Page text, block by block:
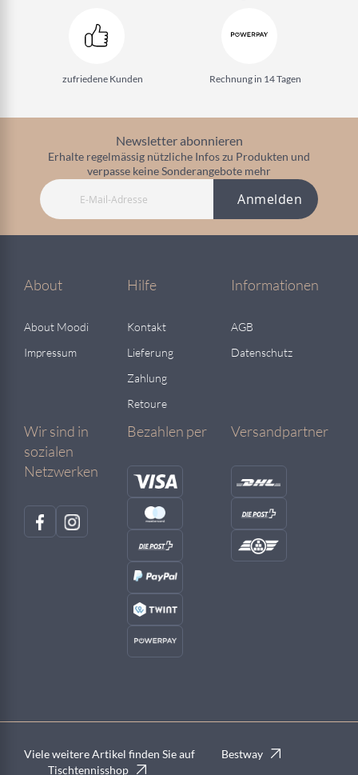
zufriedene Kunden Rechnung in 14 Tagen
Newsletter abonnieren
Erhalte regelmässig nützliche Infos zu Produkten und
verpasse keine Sonderangebote mehr
Anmelden
About
About Moodi
Impressum
Hilfe
Kontakt
Lieferung
Zahlung
Retoure
Informationen
AGB
Datenschutz
Wir sind in
sozialen
Netzwerken
Bezahlen per Versandpartner
Viele weitere Artikel finden Sie auf
Bestway
Tischtennisshop